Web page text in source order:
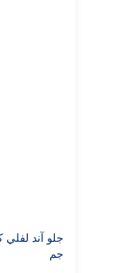
جم